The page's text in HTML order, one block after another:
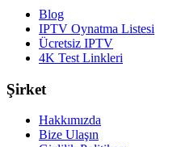
Blog
IPTV Oynatma Listesi
Ücretsiz IPTV
4K Test Linkleri
Şirket
Hakkımızda
Bize Ulaşın